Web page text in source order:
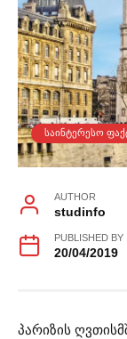
ᲡᲐᲘᲜᲢᲔᲠᲔᲡᲝ
AUTHOR
studinfo
PUBLISHED BY
20/04/2019
პარიზის